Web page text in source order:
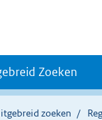
Zoeken
zoeken